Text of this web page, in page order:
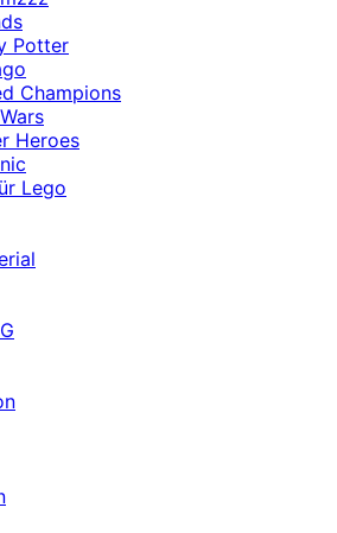
Potter
Champions
Heroes
Lego